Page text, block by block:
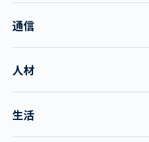
通信
人材
生活